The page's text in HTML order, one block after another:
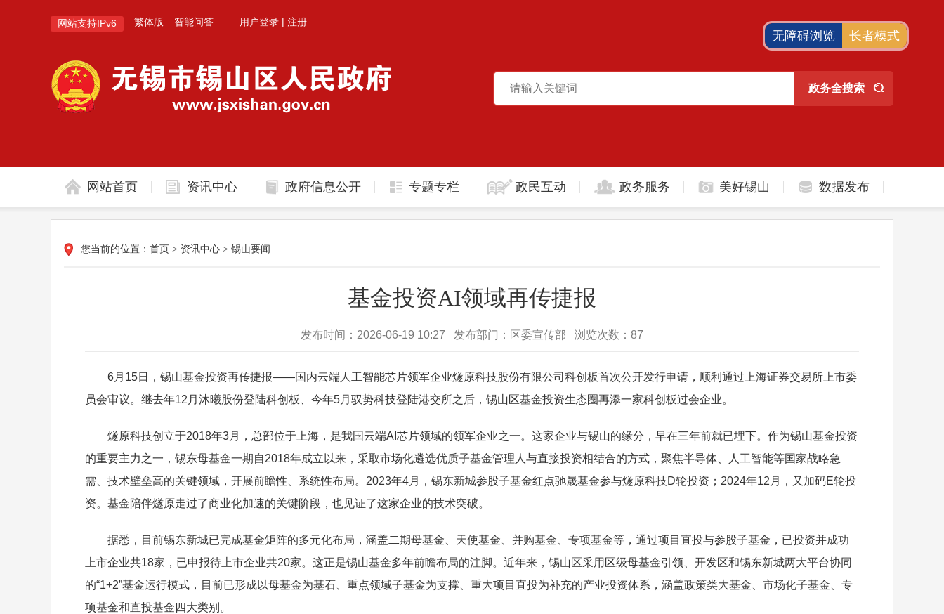
网站支持IPv6 繁体版 智能问答 用户登录 | 注册
网站首页 资讯中心 政府信息公开 专题专栏 政民互动 政务服务 美好锡山 数据发布
您当前的位置： 首页 > 资讯中心 > 锡山要闻
基金投资AI领域再传捷报
发布时间：2026-06-19 10:27 发布部门：区委宣传部 浏览次数： 87
6月15日，锡山基金投资再传捷报——国内云端人工智能芯片领军企业燧原科技股份有限公司科创板首次公开发行申请，顺利通过上海证券交易所上市委
员会审议。继去年12月沐曦股份登陆科创板、今年5月驭势科技登陆港交所之后，锡山区基金投资生态圈再添一家科创板过会企业。
燧原科技创立于2018年3月，总部位于上海，是我国云端AI芯片领域的领军企业之一。这家企业与锡山的缘分，早在三年前就已埋下。作为锡山基金投资
的重要主力之一，锡东母基金一期自2018年成立以来，采取市场化遴选优质子基金管理人与直接投资相结合的方式，聚焦半导体、人工智能等国家战略急
需、技术壁垒高的关键领域，开展前瞻性、系统性布局。2023年4月，锡东新城参股子基金红点驰晟基金参与燧原科技D轮投资；2024年12月，又加码E轮投
资。基金陪伴燧原走过了商业化加速的关键阶段，也见证了这家企业的技术突破。
据悉，目前锡东新城已完成基金矩阵的多元化布局，涵盖二期母基金、天使基金、并购基金、专项基金等，通过项目直投与参股子基金，已投资并成功
上市企业共18家，已申报待上市企业共20家。这正是锡山基金多年前瞻布局的注脚。近年来，锡山区采用区级母基金引领、开发区和锡东新城两大平台协同
的“1+2”基金运行模式，目前已形成以母基金为基石、重点领域子基金为支撑、重大项目直投为补充的产业投资体系，涵盖政策类大基金、市场化子基金、专
项基金和直投基金四大类别。
无障碍浏览 长者模式